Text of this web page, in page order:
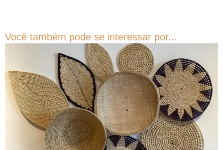
Você também pode se interessar por...